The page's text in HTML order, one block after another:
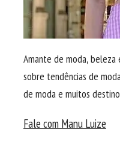
Amante de moda, beleza
sobre tendências de
de moda e muitos
Fale com Manu Luize